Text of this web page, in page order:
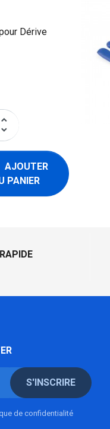
Dérive
keyboard_arrow_up
keyboard_arrow_down
AJOUTER
PANIER
S'INSCRIRE
de confidentialité